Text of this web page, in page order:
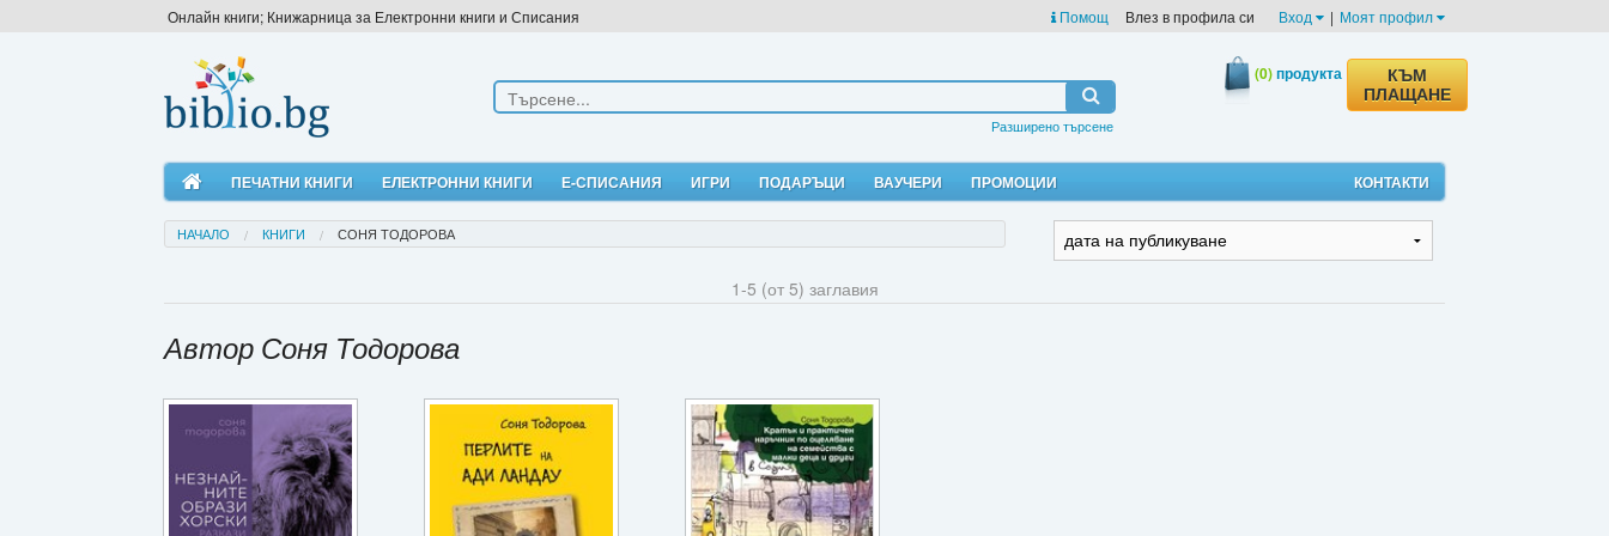
Онлайн книги; Книжарница за Електронни книги и Списания Помощ Влез в профила си Вход | Моят профил
Разширено търсене
(0)продукта
КЪМ
ПЛАЩАНЕ
ПЕЧАТНИ КНИГИ ЕЛЕКТРОННИ КНИГИ Е-СПИСАНИЯ ИГРИ ПОДАРЪЦИ ВАУЧЕРИ ПРОМОЦИИ КОНТАКТИ
НАЧАЛО КНИГИ СОНЯ ТОДОРОВА
1-5 (от 5) заглавия
Автор Соня Тодорова